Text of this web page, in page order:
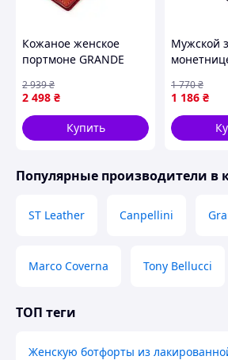
Кожаное женское
портмоне GRANDE
D3-2026
2 498 ₴
2 939₴
Купить
Мужской
крокодила
21406
1 186 ₴
1 770₴
Популярные производители в
ST Leather Canpellini
Marco Coverna Tony Bellucci
ТОП теги
Женскую ботфорты из